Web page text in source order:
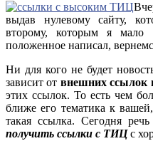
выдав нулевому сайту,
второму, которым я мало
положенное написал,
Ни для кого не будет
зависит от внешних ссылок
этих ссылок. То есть чем
ближе его тематика к
такая ссылка. Сегодня
получить ссылки с ТИЦс